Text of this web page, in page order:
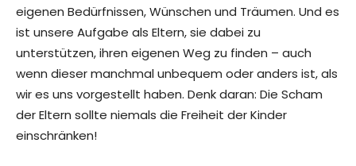
eigenen Bedürfnissen, Wünschen und Träumen. Und es
ist unsere Aufgabe als Eltern, sie dabei zu
unterstützen, ihren eigenen Weg zu finden – auch
wenn dieser manchmal unbequem oder anders ist, als
wir es uns vorgestellt haben. Denk daran: Die Scham
der Eltern sollte niemals die Freiheit der Kinder
einschränken!